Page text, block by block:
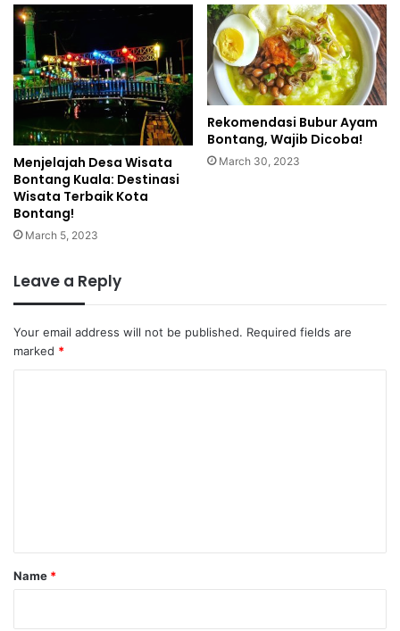
Menjelajah Desa Wisata
Bontang Kuala: Destinasi
Wisata Terbaik Kota
Bontang!
March 5, 2023
Rekomendasi Bubur Ayam
Bontang, Wajib Dicoba!
March 30, 2023
Leave a Reply
Your email address will not be published. Required fields are
marked *
*
Name *